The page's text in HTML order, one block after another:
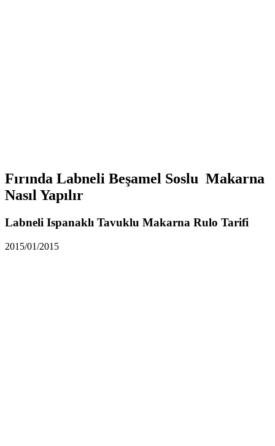
Fırında Labneli Beşamel Soslu Makarna
Nasıl Yapılır
Labneli Ispanaklı Tavuklu Makarna Rulo Tarifi
2015/01/2015